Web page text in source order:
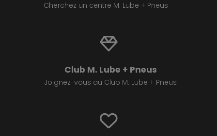
Cherchez un centre M. Lube + Pneus
Club M. Lube + Pneus
Joignez-vous au Club M. Lube + Pneus